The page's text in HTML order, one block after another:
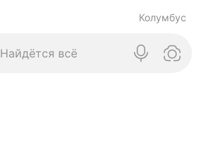
Колумбус
Найдётся всё